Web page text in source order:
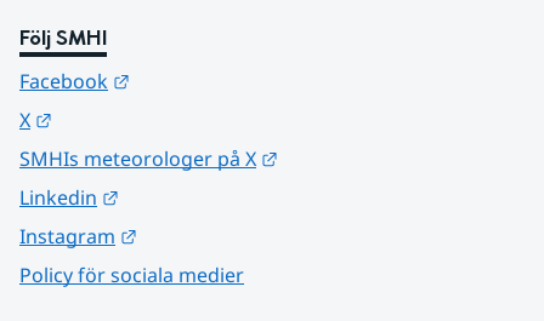
Följ SMHI
Facebook
X
SMHIs meteorologer på X
Linkedin
Instagram
Policy för sociala medier